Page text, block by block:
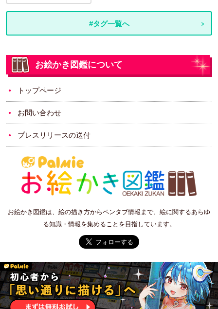
#タグ一覧へ
お絵かき図鑑について
トップページ
お問い合わせ
プレスリリースの送付
お絵かき図鑑は、絵の描き方からペンタブ情報まで、絵に関するあらゆ
る知識・情報を集めることを目指しています。